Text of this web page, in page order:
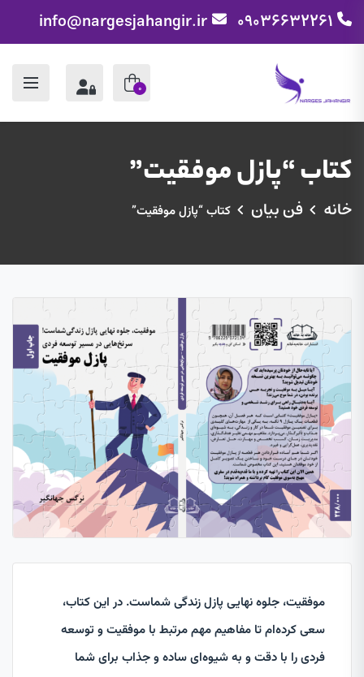
09036632261
info@nargesjahangir.ir
0
کتاب “پازل موفقیت”
خانه فن بیان کتاب “پازل موفقیت”
موفقیت، جلوه نهایی پازل زندگی شماست. در این کتاب،
سعی کرده‌ام تا مفاهیم مهم مرتبط با موفقیت و توسعه
فردی را با دقت و به شیوه‌ای ساده و جذاب برای شما